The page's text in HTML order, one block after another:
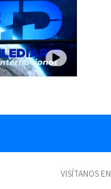
VISÍTANOS EN